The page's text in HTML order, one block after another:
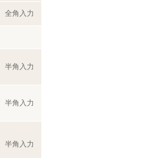
全角入力
半角入力
半角入力
半角入力